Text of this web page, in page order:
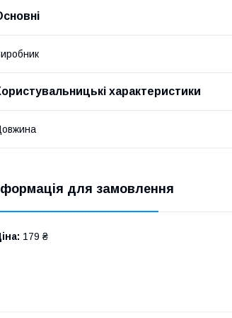
характеристики
для замовлення
179 ₴